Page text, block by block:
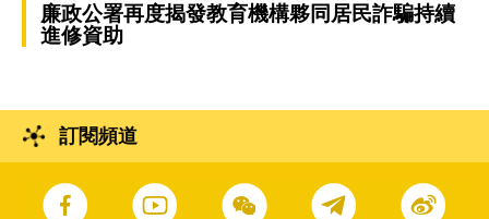
廉政公署再度揭發教育機構夥同居民詐騙持續
進修資助
訂閱頻道